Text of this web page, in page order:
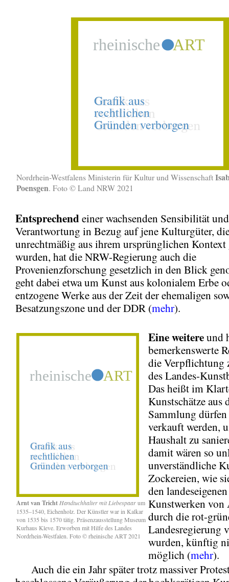
Nordrhein-Westfalens Ministerin für Kultur und Wissenschaft
Poensgen. Foto © Land NRW 2021
Entsprechendeiner wachsenden Sensibilität und
Verantwortung in Bezug auf jene Kulturgüter,
unrechtmäßig aus ihrem ursprünglichen Kontext
wurden, hat die NRW-Regierung auch die
Provenienzforschung gesetzlich in den Blick
geht dabei etwa um Kunst aus kolonialem Erbe
entzogene Werke aus der Zeit der ehemaligen
Besatzungszone und der DDR (mehr).
Arnt van Tricht Handtuchhalter mit Liebespaarum
1535–1540, Eichenholz. Der Künstler war in Kalkar
von 1535 bis 1570 tätig. Präsenzausstellung Museum
Kurhaus Kleve. Erworben mit Hilfe des Landes
Nordrhein-Westfalen. Foto © rheinische ART 2021
Eine weitereund
bemerkenswerte
die Verpflichtung
des Landes-
Das heißt im
Kunstschätze aus
Sammlung
verkauft werden,
Haushalt zu
damit wären so
unverständliche
Zockereien, wie
den landeseigenen
Kunstwerken
durch die rot-
Landesregierung
wurden, künftig
möglich (mehr).
Auch die ein Jahr später trotz massiver